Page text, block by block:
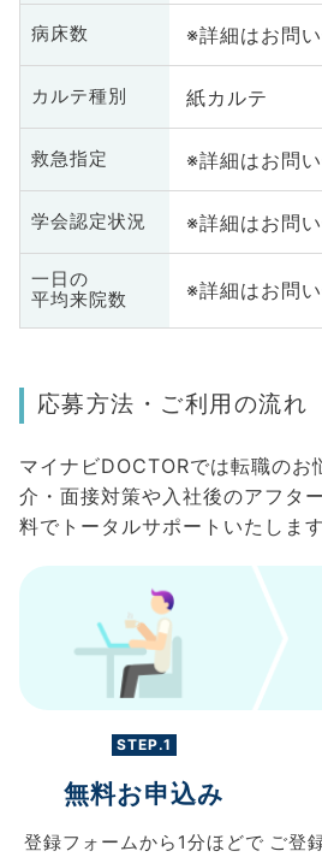
病床数 ※詳細はお問
カルテ種別 紙カルテ
救急指定 ※詳細はお問
学会認定状況 ※詳細はお問
一日の
平均来院数
※詳細はお問
応募方法・ご利用の流れ
マイナビDOCTORでは転職のお
介・面接対策や入社後のアフタ
料でトータルサポートいたします
STEP.1
無料お申込み
登録フォームから 1分ほどで ご登